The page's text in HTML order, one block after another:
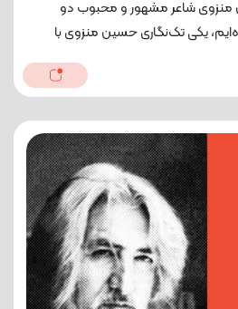
منزوی شاعر مشهور و محبوب دو
یکی تک‌نگاری حسین منزوی با